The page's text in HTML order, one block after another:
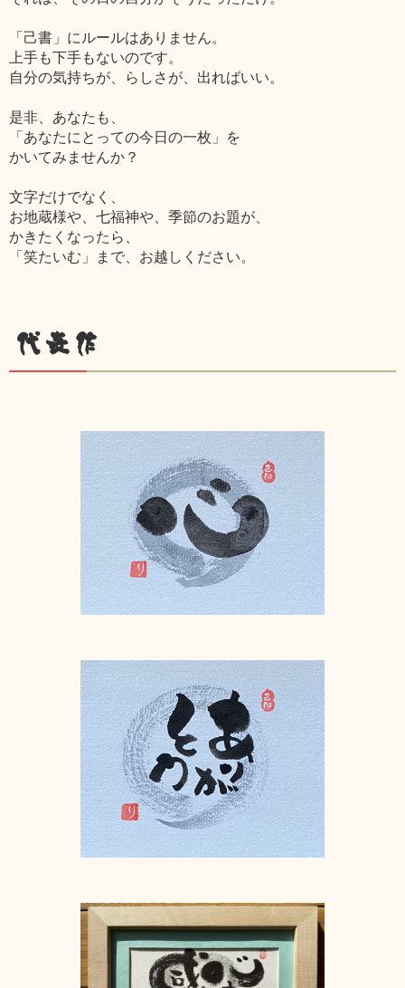
「己書」にルールはありません。
上手も下手もないのです。
自分の気持ちが、らしさが、出ればいい。
是非、あなたも、
「あなたにとっての今日の一枚」を
かいてみませんか？
文字だけでなく、
お地蔵様や、七福神や、季節のお題が、
かきたくなったら、
「笑たいむ」まで、お越しください。
代表作